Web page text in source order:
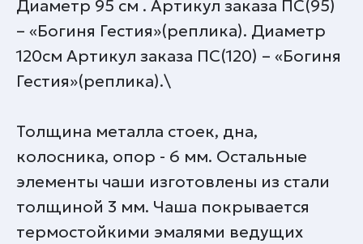
Диаметр 95 см . Артикул заказа ПС(95)
– «Богиня Гестия»(реплика). Диаметр
120см Артикул заказа ПС(120) – «Богиня
Гестия»(реплика).\
Толщина металла стоек, дна,
колосника, опор - 6 мм. Остальные
элементы чаши изготовлены из стали
толщиной 3 мм. Чаша покрывается
термостойкими эмалями ведущих